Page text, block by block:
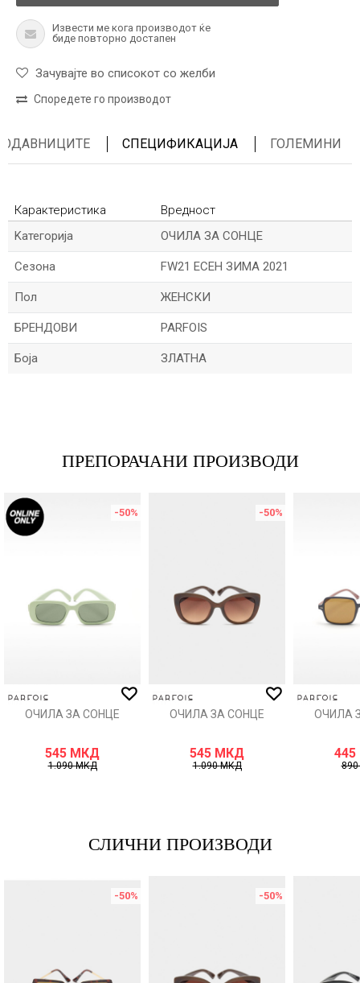
Извести ме кога производот ќе
биде повторно достапен
Зачувајте во списокот со желби
Споредете го производот
СПЕЦИФИКАЦИЈА ГОЛЕМИНИ
Карактеристика
Вредност
Kатегорија
ОЧИЛА ЗА СОНЦЕ
Сезона FW21 ЕСЕН ЗИМА 2021
Пол ЖЕНСКИ
БРЕНДОВИ PARFOIS
Боја ЗЛАТНА
ПРЕПОРАЧАНИ ПРОИЗВОДИ
-50%
ОЧИЛА ЗА СОНЦЕ
545 МКД
1.090МКД
-50%
ОЧИЛА ЗА СОНЦЕ
545 МКД
1.090МКД
ОЧИЛА
445
890
СЛИЧНИ ПРОИЗВОДИ
-50% -50%